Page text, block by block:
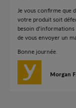
Je vous confirme que
votre produit soit
besoin d'informations
de vous envoyer un
Bonne journée.
Morgan F.